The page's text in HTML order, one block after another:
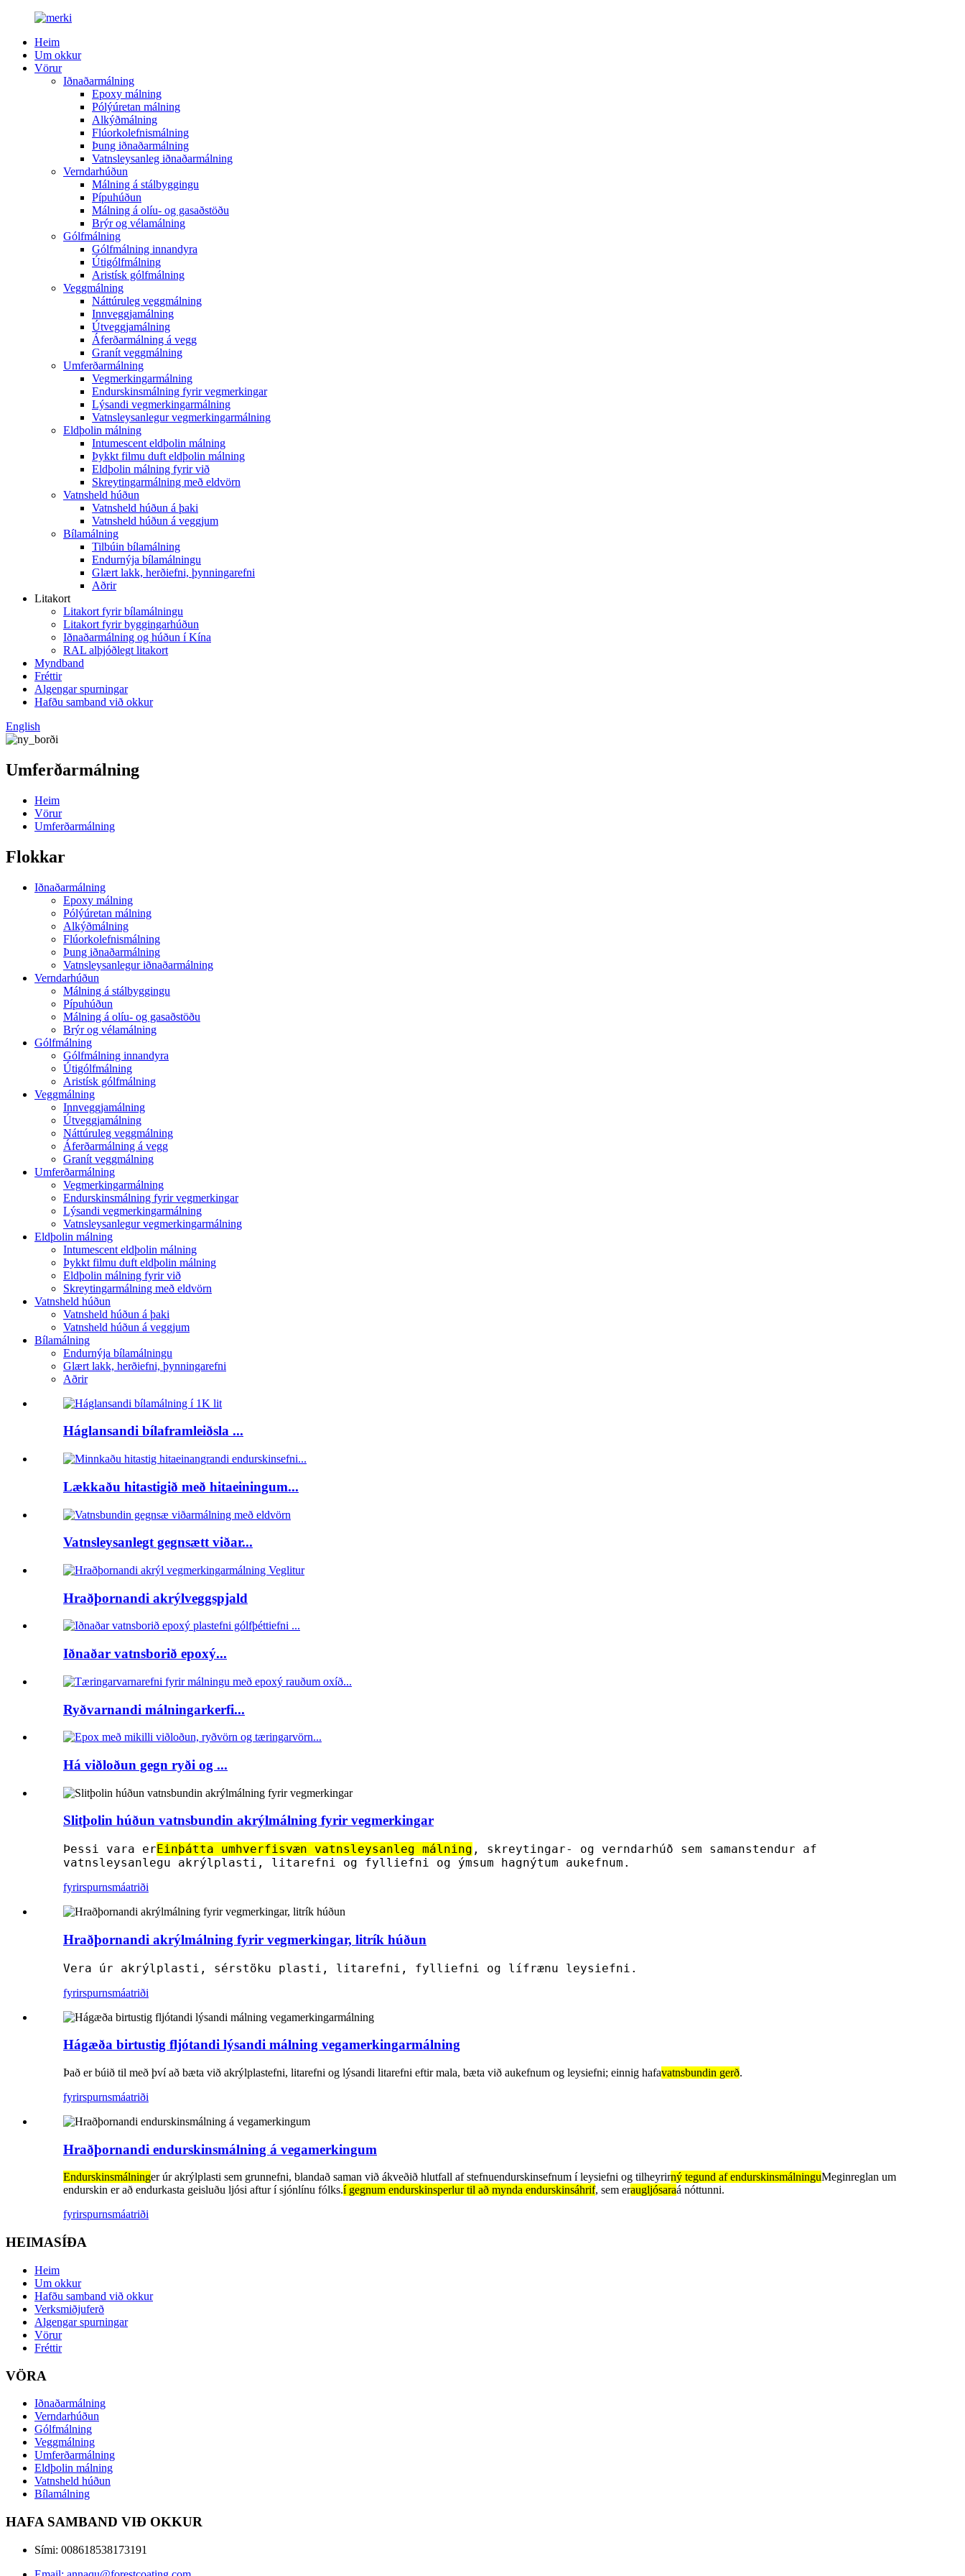
Heim
Um okkur
Vörur
Iðnaðarmálning
Epoxy málning
Pólýúretan málning
Alkýðmálning
Flúorkolefnismálning
Þung iðnaðarmálning
Vatnsleysanleg iðnaðarmálning
Verndarhúðun
Málning á stálbyggingu
Pípuhúðun
Málning á olíu- og gasaðstöðu
Brýr og vélamálning
Gólfmálning
Gólfmálning innandyra
Útigólfmálning
Aristísk gólfmálning
Veggmálning
Náttúruleg veggmálning
Innveggjamálning
Útveggjamálning
Áferðarmálning á vegg
Granít veggmálning
Umferðarmálning
Vegmerkingarmálning
Endurskinsmálning fyrir vegmerkingar
Lýsandi vegmerkingarmálning
Vatnsleysanlegur vegmerkingarmálning
Eldþolin málning
Intumescent eldþolin málning
Þykkt filmu duft eldþolin málning
Eldþolin málning fyrir við
Skreytingarmálning með eldvörn
Vatnsheld húðun
Vatnsheld húðun á þaki
Vatnsheld húðun á veggjum
Bílamálning
Tilbúin bílamálning
Endurnýja bílamálningu
Glært lakk, herðiefni, þynningarefni
Aðrir
Litakort
Litakort fyrir bílamálningu
Litakort fyrir byggingarhúðun
Iðnaðarmálning og húðun í Kína
RAL alþjóðlegt litakort
Myndband
Fréttir
Algengar spurningar
Hafðu samband við okkur
English
Umferðarmálning
Heim
Vörur
Umferðarmálning
Flokkar
Iðnaðarmálning
Epoxy málning
Pólýúretan málning
Alkýðmálning
Flúorkolefnismálning
Þung iðnaðarmálning
Vatnsleysanlegur iðnaðarmálning
Verndarhúðun
Málning á stálbyggingu
Pípuhúðun
Málning á olíu- og gasaðstöðu
Brýr og vélamálning
Gólfmálning
Gólfmálning innandyra
Útigólfmálning
Aristísk gólfmálning
Veggmálning
Innveggjamálning
Útveggjamálning
Náttúruleg veggmálning
Áferðarmálning á vegg
Granít veggmálning
Umferðarmálning
Vegmerkingarmálning
Endurskinsmálning fyrir vegmerkingar
Lýsandi vegmerkingarmálning
Vatnsleysanlegur vegmerkingarmálning
Eldþolin málning
Intumescent eldþolin málning
Þykkt filmu duft eldþolin málning
Eldþolin málning fyrir við
Skreytingarmálning með eldvörn
Vatnsheld húðun
Vatnsheld húðun á þaki
Vatnsheld húðun á veggjum
Bílamálning
Endurnýja bílamálningu
Glært lakk, herðiefni, þynningarefni
Aðrir
Háglansandi bílaframleiðsla ...
Lækkaðu hitastigið með hitaeiningum...
Vatnsleysanlegt gegnsætt viðar...
Hraðþornandi akrýlveggspjald
Iðnaðar vatnsborið epoxý...
Ryðvarnandi málningarkerfi...
Há viðloðun gegn ryði og ...
Slitþolin húðun vatnsbundin akrýlmálning fyrir vegmerkingar
Þessi vara erEinþátta umhverfisvæn vatnsleysanleg málning , skreytingar- og verndarhúð sem samanstendur af
vatnsleysanlegu akrýlplasti, litarefni og fylliefni og ýmsum hagnýtum aukefnum.
fyrirspurnsmáatriði
Hraðþornandi akrýlmálning fyrir vegmerkingar, litrík húðun
Vera úr akrýlplasti, sérstöku plasti, litarefni, fylliefni og lífrænu leysiefni.
fyrirspurnsmáatriði
Hágæða birtustig fljótandi lýsandi málning vegamerkingarmálning
Það er búið til með því að bæta við akrýlplastefni, litarefni og lýsandi litarefni eftir mala, bæta við aukefnum og leysiefni; einnig hafavatnsbundin gerð.
fyrirspurnsmáatriði
Hraðþornandi endurskinsmálning á vegamerkingum
Endurskinsmálninger úr akrýlplasti sem grunnefni, blandað saman við ákveðið hlutfall af stefnuendurskinsefnum í leysiefni og tilheyrirný tegund af endurskinsmálninguMeginreglan um
endurskin er að endurkasta geisluðu ljósi aftur í sjónlínu fólks.í gegnum endurskinsperlur til að mynda endurskinsáhrif, sem eraugljósaraá nóttunni.
fyrirspurnsmáatriði
HEIMASÍÐA
Heim
Um okkur
Hafðu samband við okkur
Verksmiðjuferð
Algengar spurningar
Vörur
Fréttir
VÖRA
Iðnaðarmálning
Verndarhúðun
Gólfmálning
Veggmálning
Umferðarmálning
Eldþolin málning
Vatnsheld húðun
Bílamálning
HAFA SAMBAND VIÐ OKKUR
Sími: 008618538173191